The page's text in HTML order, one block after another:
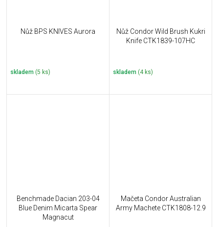
Nůž BPS KNIVES Aurora
skladem (5 ks)
Nůž Condor Wild Brush Kukri
Knife CTK1839-107HC
skladem (4 ks)
Benchmade Dacian 203-04
Blue Denim Micarta Spear
Magnacut
Mačeta Condor Australian
Army Machete CTK1808-12.9